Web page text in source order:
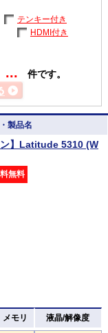
テンキー付き
HDMI付き
... 件です。
製品名
】Latitude 5310 (W
無料
メモリ 液晶/解像度